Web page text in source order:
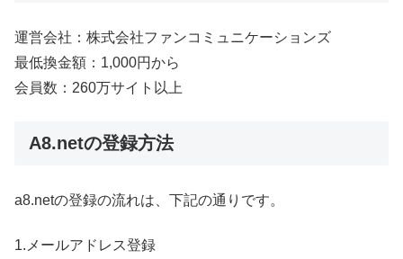
運営会社：株式会社ファンコミュニケーションズ
最低換金額：1,000円から
会員数：260万サイト以上
A8.netの登録方法
a8.netの登録の流れは、下記の通りです。
1.メールアドレス登録